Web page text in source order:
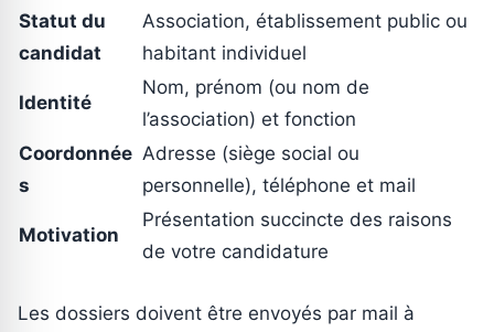
Statut du
candidat
Association, établissement public ou
habitant individuel
Identité
Nom, prénom (ou nom de
l’association) et fonction
Coordonnée
s
Adresse (siège social ou
personnelle), téléphone et mail
Motivation
Présentation succincte des raisons
de votre candidature
Les dossiers doivent être envoyés par mail à